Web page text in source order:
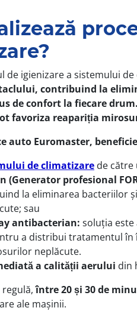
de igienizare a sistemului
contribuind la
de confort la fiecare
favoriza reapariția
auto Euromaster,
de climatizare de către
(Generator profesional
la eliminarea bacteriilor
sau
antibacterian: soluția
a distribui tratamentul în
neplăcute.
a calității aerului din
între 20 și 30 de
ale mașinii.